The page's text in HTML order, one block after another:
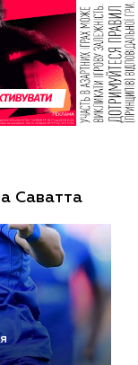
Саватта